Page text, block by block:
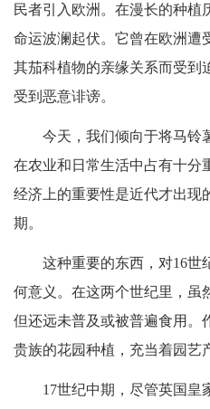
民者引入欧洲。在漫长的种植
命运波澜起伏。它曾在欧洲遭
其茄科植物的亲缘关系而受到
受到恶意诽谤。
今天，我们倾向于将马铃
在农业和日常生活中占有十分
经济上的重要性是近代才出现
期。
这种重要的东西，对16世
何意义。在这两个世纪里，虽
但还远未普及或被普遍食用。
贵族的花园种植，充当着园艺
17世纪中期，尽管英国皇